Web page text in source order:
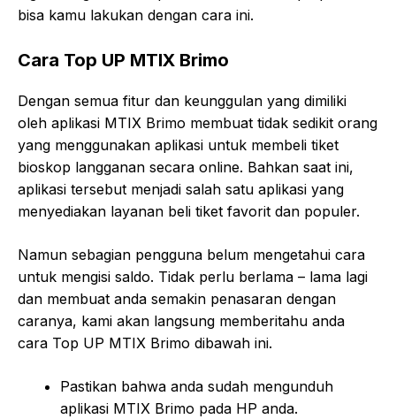
bisa kamu lakukan dengan cara ini.
Cara Top UP MTIX Brimo
Dengan semua fitur dan keunggulan yang dimiliki
oleh aplikasi MTIX Brimo membuat tidak sedikit orang
yang menggunakan aplikasi untuk membeli tiket
bioskop langganan secara online. Bahkan saat ini,
aplikasi tersebut menjadi salah satu aplikasi yang
menyediakan layanan beli tiket favorit dan populer.
Namun sebagian pengguna belum mengetahui cara
untuk mengisi saldo. Tidak perlu berlama – lama lagi
dan membuat anda semakin penasaran dengan
caranya, kami akan langsung memberitahu anda
cara Top UP MTIX Brimo dibawah ini.
Pastikan bahwa anda sudah mengunduh
aplikasi MTIX Brimo pada HP anda.